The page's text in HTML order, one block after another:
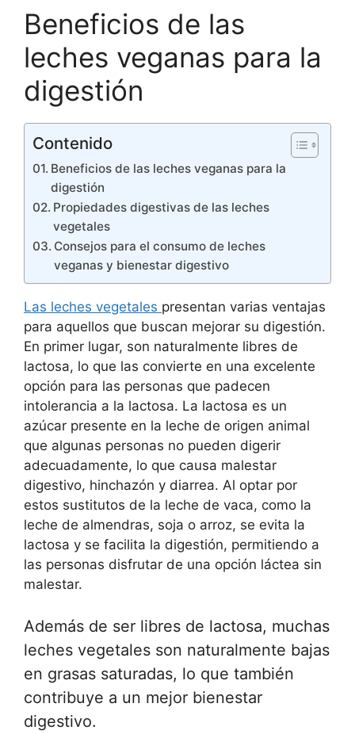
Beneficios de las
leches veganas para la
digestión
Contenido
Beneficios de las leches veganas para la
digestión
Propiedades digestivas de las leches
vegetales
Consejos para el consumo de leches
veganas y bienestar digestivo
Las leches vegetales presentan varias ventajas
para aquellos que buscan mejorar su digestión.
En primer lugar, son naturalmente libres de
lactosa, lo que las convierte en una excelente
opción para las personas que padecen
intolerancia a la lactosa. La lactosa es un
azúcar presente en la leche de origen animal
que algunas personas no pueden digerir
adecuadamente, lo que causa malestar
digestivo, hinchazón y diarrea. Al optar por
estos sustitutos de la leche de vaca, como la
leche de almendras, soja o arroz, se evita la
lactosa y se facilita la digestión, permitiendo a
las personas disfrutar de una opción láctea sin
malestar.
Además de ser libres de lactosa, muchas
leches vegetales son naturalmente bajas
en grasas saturadas, lo que también
contribuye a un mejor bienestar
digestivo.